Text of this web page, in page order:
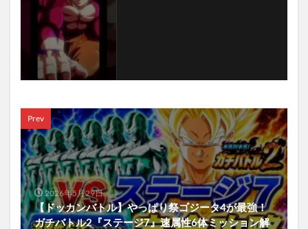
Prev
2026年5月29日
【ドッカンバトル】やっぱり祭ゴジータ4が最強！
ガチバトル2『ステージ7』速属性6体ミッション解